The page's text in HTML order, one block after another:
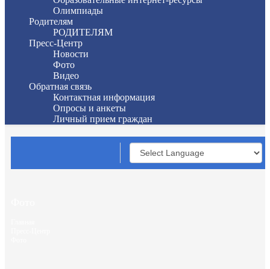
Олимпиады
Родителям
РОДИТЕЛЯМ
Пресс-Центр
Новости
Фото
Видео
Обратная связь
Контактная информация
Опросы и анкеты
Личный прием граждан